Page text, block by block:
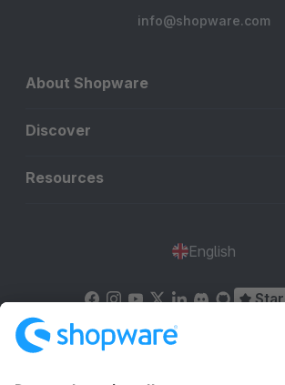
info@shopware.com
About Shopware
Discover
Resources
English
Star
Terms & Conditions